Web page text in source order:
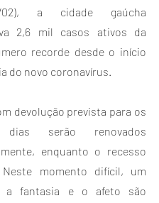
02), a cidade gaúcha
2,6 mil casos ativos da
recorde desde o início
do novo coronavírus.
devolução prevista para os
dias serão renovados
enquanto o recesso
momento difícil, um
a fantasia e o afeto são